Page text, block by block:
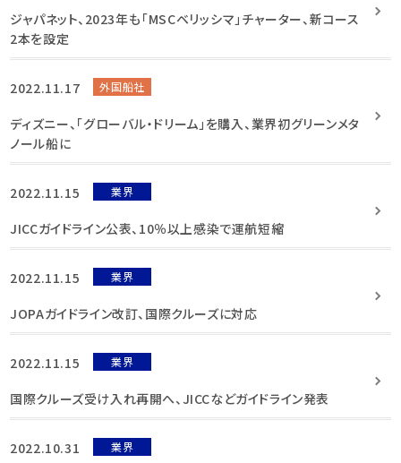
ジャパネット、2023年も「MSCベリッシマ」チャーター、新コース
2本を設定
2022.11.17 外国船社
ディズニー、「グローバル・ドリーム」を購入、業界初グリーンメタ
ノール船に
2022.11.15 業界
JICCガイドライン公表、10％以上感染で運航短縮
2022.11.15 業界
JOPAガイドライン改訂、国際クルーズに対応
2022.11.15 業界
国際クルーズ受け入れ再開へ、JICCなどガイドライン発表
2022.10.31 業界